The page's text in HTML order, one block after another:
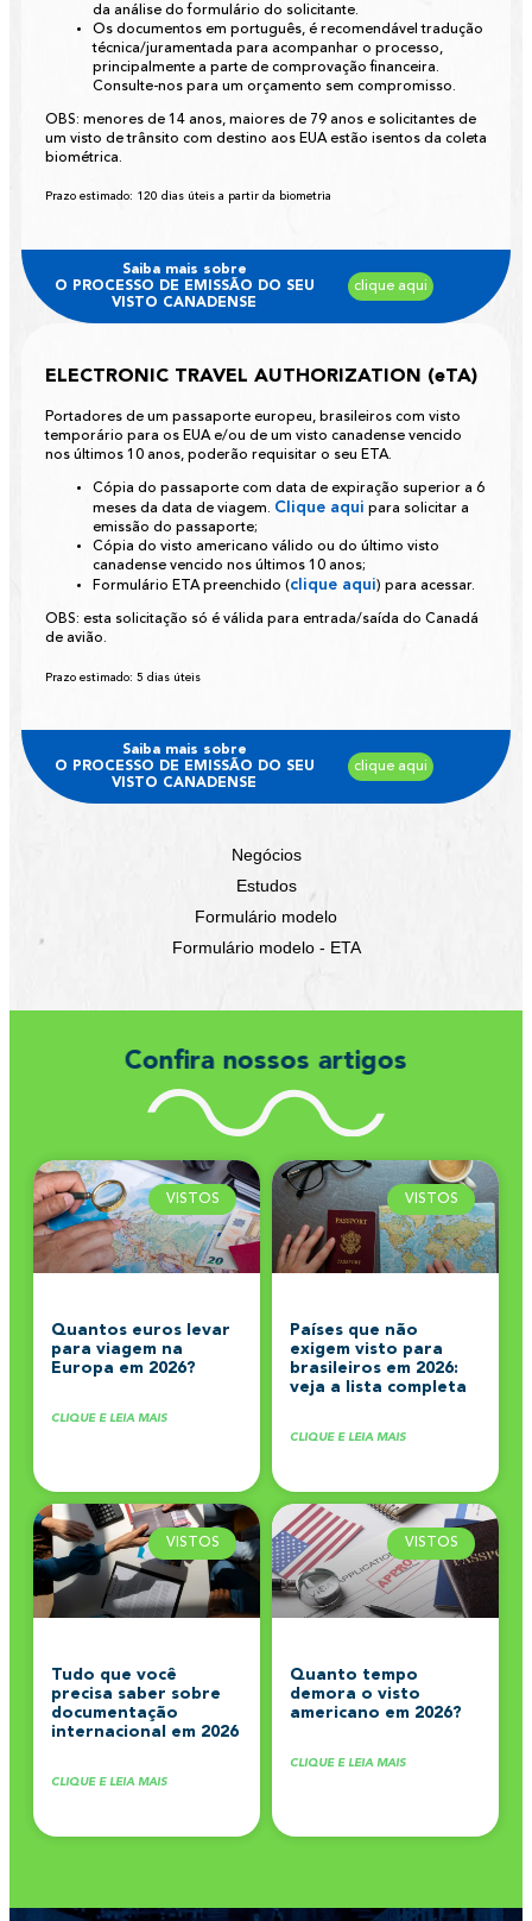
Negócios
Estudos
Formulário modelo
Formulário modelo - ETA
da análise do formulário do solicitante.
Os documentos em português, é recomendável tradução
técnica/juramentada para acompanhar o processo,
principalmente a parte de comprovação financeira.
Consulte-nos para um orçamento sem compromisso.
OBS: menores de 14 anos, maiores de 79 anos e solicitantes de
um visto de trânsito com destino aos EUA estão isentos da coleta
biométrica.
Prazo estimado: 120 dias úteis a partir da biometria
Saiba mais sobre
O PROCESSO DE EMISSÃO DO SEU
VISTO CANADENSE
clique aqui
ELECTRONIC TRAVEL AUTHORIZATION (eTA)
Portadores de um passaporte europeu, brasileiros com visto
temporário para os EUA e/ou de um visto canadense vencido
nos últimos 10 anos, poderão requisitar o seu ETA.
Cópia do passaporte com data de expiração superior a 6
meses da data de viagem. Clique aqui para solicitar a
emissão do passaporte;
Cópia do visto americano válido ou do último visto
canadense vencido nos últimos 10 anos;
Formulário ETA preenchido (clique aqui) para acessar.
OBS: esta solicitação só é válida para entrada/saída do Canadá
de avião.
Prazo estimado: 5 dias úteis
Saiba mais sobre
O PROCESSO DE EMISSÃO DO SEU
VISTO CANADENSE
clique aqui
Confira nossos artigos
VISTOS
Quantos euros levar
para viagem na
Europa em 2026?
CLIQUE E LEIA MAIS
VISTOS
Países que não
exigem visto para
brasileiros em 2026:
veja a lista completa
CLIQUE E LEIA MAIS
VISTOS
Tudo que você
precisa saber sobre
documentação
internacional em 2026
CLIQUE E LEIA MAIS
VISTOS
Quanto tempo
demora o visto
americano em 2026?
CLIQUE E LEIA MAIS